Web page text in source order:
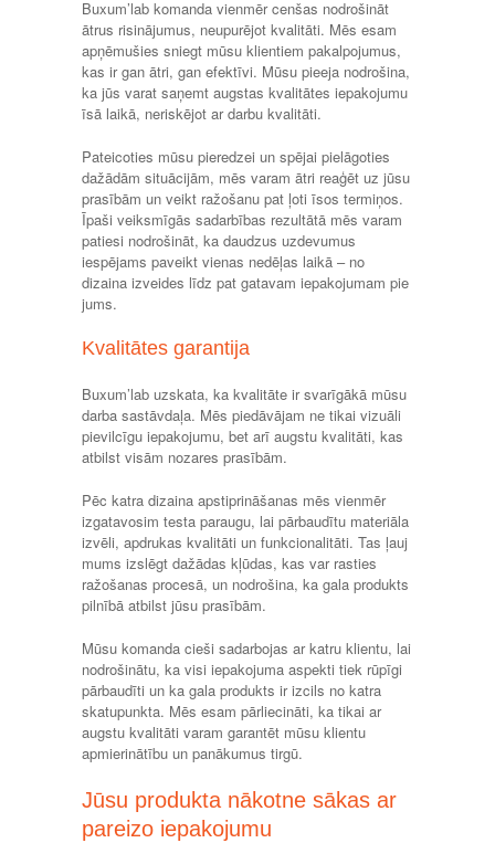
Buxum’lab komanda vienmēr cenšas nodrošināt
ātrus risinājumus, neupurējot kvalitāti. Mēs esam
apņēmušies sniegt mūsu klientiem pakalpojumus,
kas ir gan ātri, gan efektīvi. Mūsu pieeja nodrošina,
ka jūs varat saņemt augstas kvalitātes iepakojumu
īsā laikā, neriskējot ar darbu kvalitāti.
Pateicoties mūsu pieredzei un spējai pielāgoties
dažādām situācijām, mēs varam ātri reaģēt uz jūsu
prasībām un veikt ražošanu pat ļoti īsos termiņos.
Īpaši veiksmīgās sadarbības rezultātā mēs varam
patiesi nodrošināt, ka daudzus uzdevumus
iespējams paveikt vienas nedēļas laikā – no
dizaina izveides līdz pat gatavam iepakojumam pie
jums.
Kvalitātes garantija
Buxum’lab uzskata, ka kvalitāte ir svarīgākā mūsu
darba sastāvdaļa. Mēs piedāvājam ne tikai vizuāli
pievilcīgu iepakojumu, bet arī augstu kvalitāti, kas
atbilst visām nozares prasībām.
Pēc katra dizaina apstiprināšanas mēs vienmēr
izgatavosim testa paraugu, lai pārbaudītu materiāla
izvēli, apdrukas kvalitāti un funkcionalitāti. Tas ļauj
mums izslēgt dažādas kļūdas, kas var rasties
ražošanas procesā, un nodrošina, ka gala produkts
pilnībā atbilst jūsu prasībām.
Mūsu komanda cieši sadarbojas ar katru klientu, lai
nodrošinātu, ka visi iepakojuma aspekti tiek rūpīgi
pārbaudīti un ka gala produkts ir izcils no katra
skatupunkta. Mēs esam pārliecināti, ka tikai ar
augstu kvalitāti varam garantēt mūsu klientu
apmierinātību un panākumus tirgū.
Jūsu produkta nākotne sākas ar
pareizo iepakojumu